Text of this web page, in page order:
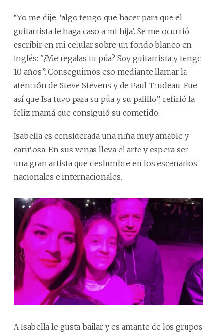
“Yo me dije: ‘algo tengo que hacer para que el
guitarrista le haga caso a mi hija’. Se me ocurrió
escribir en mi celular sobre un fondo blanco en
inglés: "¿Me regalas tu púa? Soy guitarrista y tengo
10 años”. Conseguimos eso mediante llamar la
atención de Steve Stevens y de Paul Trudeau. Fue
así que Isa tuvo para su púa y su palillo”, refirió la
feliz mamá que consiguió su cometido.
Isabella es considerada una niña muy amable y
cariñosa. En sus venas lleva el arte y espera ser
una gran artista que deslumbre en los escenarios
nacionales e internacionales.
A Isabella le gusta bailar y es amante de los grupos